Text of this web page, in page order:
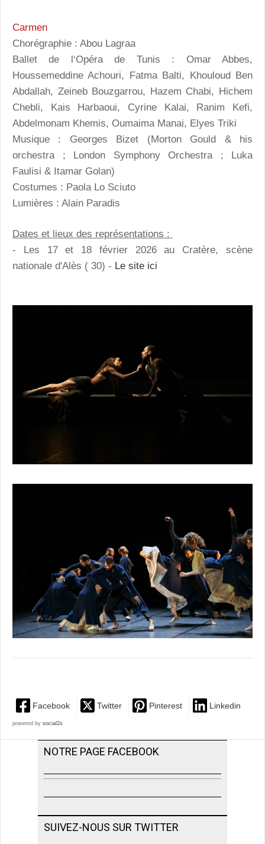
Carmen
Chorégraphie : Abou Lagraa
Ballet de l‘Opéra de Tunis : Omar Abbes,
Houssemeddine Achouri, Fatma Balti, Khouloud Ben
Abdallah, Zeineb Bouzgarrou, Hazem Chabi, Hichem
Chebli, Kais Harbaoui, Cyrine Kalai, Ranim Kefi,
Abdelmonam Khemis, Oumaima Manai, Elyes Triki
Musique : Georges Bizet (Morton Gould & his
orchestra ; London Symphony Orchestra ; Luka
Faulisi & Itamar Golan)
Costumes : Paola Lo Sciuto
Lumières : Alain Paradis
Dates et lieux des représentations :
- Les 17 et 18 février 2026 au Cratère, scène
nationale d'Alès ( 30) - Le site ici
Facebook Twitter Pinterest Linkedin
powered by social2s
NOTRE PAGE FACEBOOK
SUIVEZ-NOUS SUR TWITTER